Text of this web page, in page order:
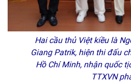
Hai cầu thủ Việt kiều là
Giang Patrik, hiện thi đấu
Hồ Chí Minh, nhận quốc
TTXVN